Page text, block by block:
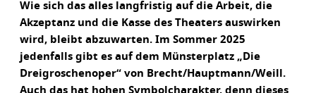
Wie sich das alles langfristig auf die Arbeit, die
Akzeptanz und die Kasse des Theaters auswirken
wird, bleibt abzuwarten. Im Sommer 2025
jedenfalls gibt es auf dem Münsterplatz „Die
Dreigroschenoper“ von Brecht/Hauptmann/Weill.
Auch das hat hohen Symbolcharakter, denn dieses